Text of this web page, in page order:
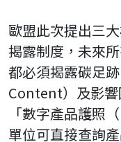
歐盟此次提出三
揭露制度，未來
都必須揭露碳足
Content）及影響
「數字產品護照
單位可直接查詢